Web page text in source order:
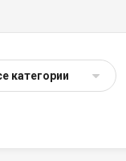
категории